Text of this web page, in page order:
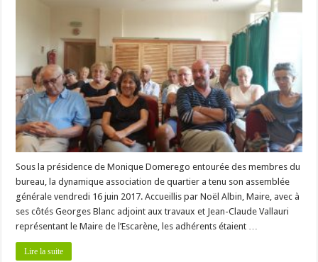
Sous la présidence de Monique Domerego entourée des membres du
bureau, la dynamique association de quartier a tenu son assemblée
générale vendredi 16 juin 2017. Accueillis par Noël Albin, Maire, avec à
ses côtés Georges Blanc adjoint aux travaux et Jean-Claude Vallauri
représentant le Maire de l’Escarène, les adhérents étaient …
Lire la suite